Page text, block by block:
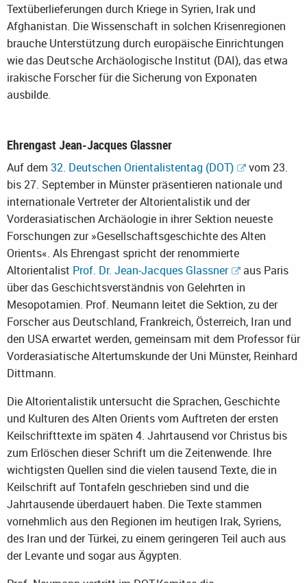
Textüberlieferungen durch Kriege in Syrien, Irak und
Afghanistan. Die Wissenschaft in solchen Krisenregionen
brauche Unterstützung durch europäische Einrichtungen
wie das Deutsche Archäologische Institut (DAI), das etwa
irakische Forscher für die Sicherung von Exponaten
ausbilde.
Ehrengast Jean-Jacques Glassner
Auf dem 32. Deutschen Orientalistentag (DOT)
vom 23.
bis 27. September in Münster präsentieren nationale und
internationale Vertreter der Altorientalistik und der
Vorderasiatischen Archäologie in ihrer Sektion neueste
Forschungen zur »Gesellschaftsgeschichte des Alten
Orients«. Als Ehrengast spricht der renommierte
Altorientalist Prof. Dr. Jean-Jacques Glassner
aus Paris
über das Geschichtsverständnis von Gelehrten in
Mesopotamien. Prof. Neumann leitet die Sektion, zu der
Forscher aus Deutschland, Frankreich, Österreich, Iran und
den USA erwartet werden, gemeinsam mit dem Professor für
Vorderasiatische Altertumskunde der Uni Münster, Reinhard
Dittmann.
Die Altorientalistik untersucht die Sprachen, Geschichte
und Kulturen des Alten Orients vom Auftreten der ersten
Keilschrifttexte im späten 4. Jahrtausend vor Christus bis
zum Erlöschen dieser Schrift um die Zeitenwende. Ihre
wichtigsten Quellen sind die vielen tausend Texte, die in
Keilschrift auf Tontafeln geschrieben sind und die
Jahrtausende überdauert haben. Die Texte stammen
vornehmlich aus den Regionen im heutigen Irak, Syriens,
des Iran und der Türkei, zu einem geringeren Teil auch aus
der Levante und sogar aus Ägypten.